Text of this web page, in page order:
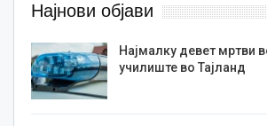
Најнови објави
Најмалку девет мртви
училиште во Тајланд